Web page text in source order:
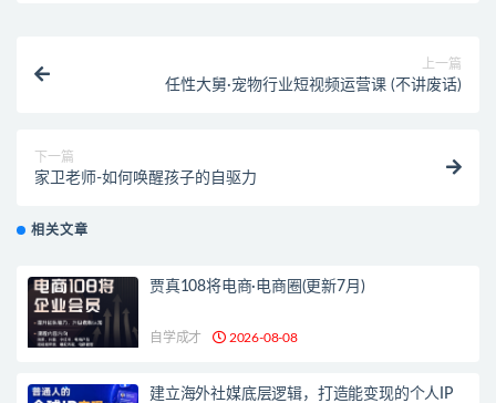
上一篇
任性大舅·宠物行业短视频运营课 (不讲废话)
下一篇
家卫老师-如何唤醒孩子的自驱力
相关文章
贾真108将电商·电商圈(更新7月)
自学成才 2026-08-08
建立海外社媒底层逻辑，打造能变现的个人IP